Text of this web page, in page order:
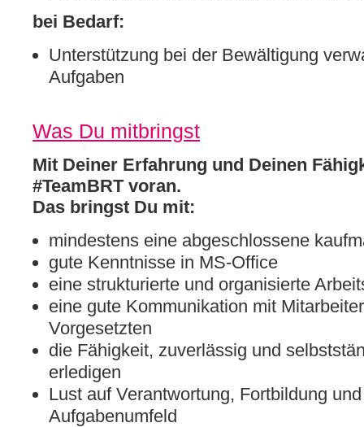
bei Bedarf:
Unterstützung bei der Bewältigung
Aufgaben
Was Du mitbringst
Mit Deiner Erfahrung und Deinen
#TeamBRT voran.
Das bringst Du mit:
mindestens eine abgeschlossene
gute Kenntnisse in MS-Office
eine strukturierte und organisierte
eine gute Kommunikation mit
Vorgesetzten
die Fähigkeit, zuverlässig und
erledigen
Lust auf Verantwortung, Fortbildung
Aufgabenumfeld